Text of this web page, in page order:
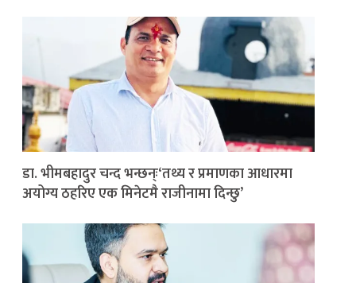
डा. भीमबहादुर चन्द भन्छन्ः‘तथ्य र प्रमाणका आधारमा
अयोग्य ठहरिए एक मिनेटमै राजीनामा दिन्छु’